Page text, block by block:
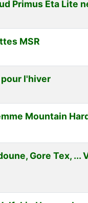
Primus Eta Lite
MSR
l'hiver
Mountain
Gore Tex, ...